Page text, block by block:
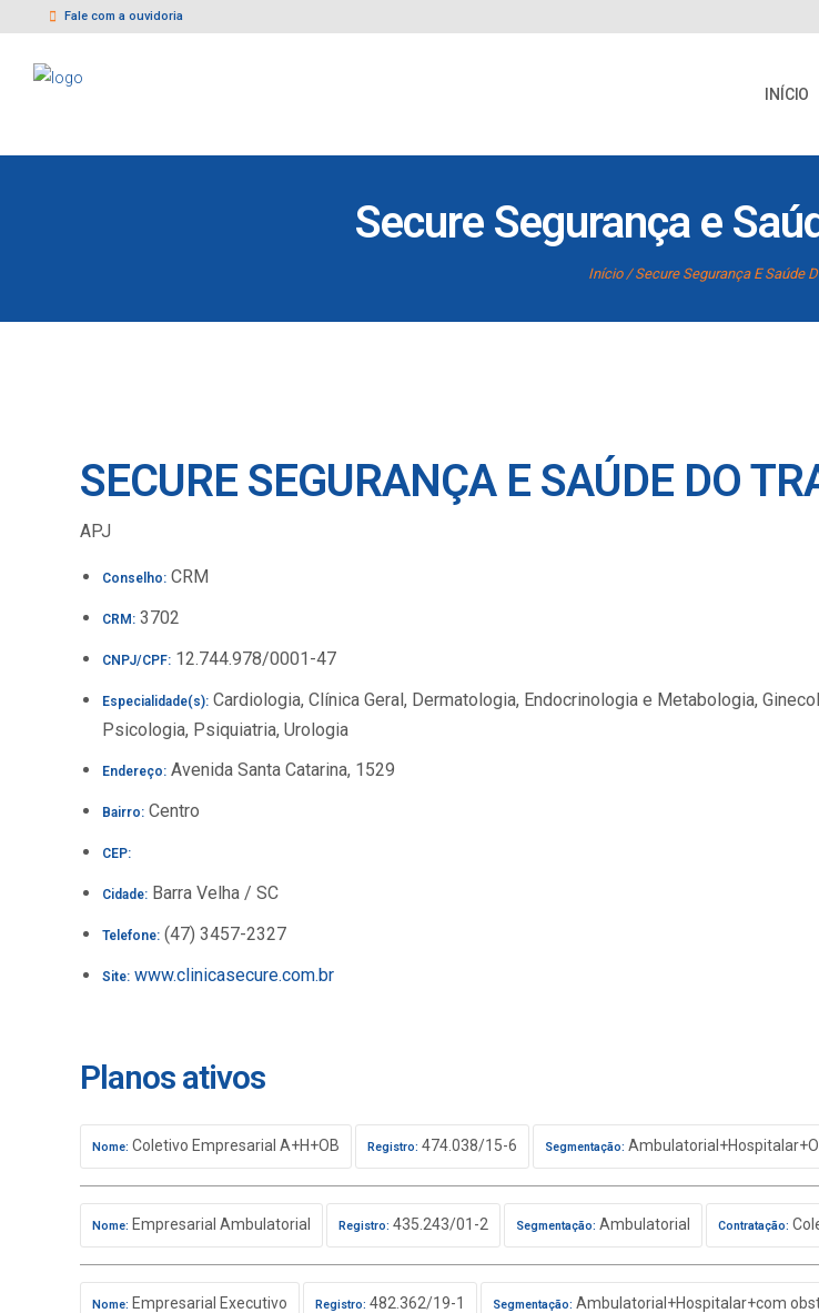
Fale com a ouvidoria
INÍCIO
Secure Segurança e
Início Secure Segurança E Saúde
SECURE SEGURANÇA E SAÚDE DO
APJ
Conselho: CRM
CRM: 3702
CNPJ/CPF: 12.744.978/0001-47
Especialidade(s): Cardiologia, Clínica Geral, Dermatologia, Endocrinologia e Metabologia,
Psicologia, Psiquiatria, Urologia
Endereço: Avenida Santa Catarina, 1529
Bairro: Centro
CEP:
Cidade: Barra Velha / SC
Telefone: (47) 3457-2327
Site: www.clinicasecure.com.br
Planos ativos
Nome: Coletivo Empresarial A+H+OB Registro: 474.038/15-6 Segmentação:
Nome: Empresarial Ambulatorial Registro: 435.243/01-2 Segmentação: Ambulatorial Contratação:
Nome: Empresarial Executivo Registro: 482.362/19-1 Segmentação: Ambulatorial+Hospitalar+com